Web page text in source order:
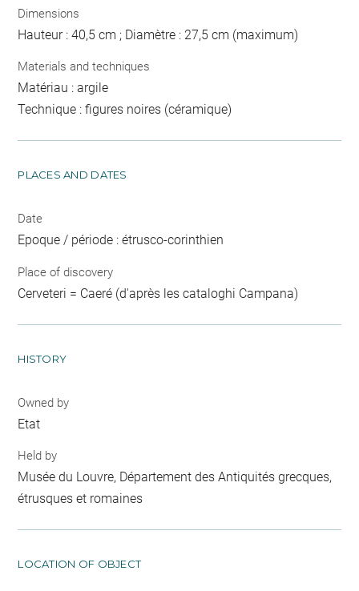
Dimensions
Hauteur : 40,5 cm ; Diamètre : 27,5 cm (maximum)
Materials and techniques
Matériau : argile
Technique : figures noires (céramique)
PLACES AND DATES
Date
Epoque / période : étrusco-corinthien
Place of discovery
Cerveteri = Caeré (d'après les cataloghi Campana)
HISTORY
Owned by
Etat
Held by
Musée du Louvre, Département des Antiquités grecques,
étrusques et romaines
LOCATION OF OBJECT